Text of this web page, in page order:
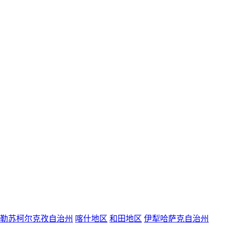
苏柯尔克孜自治州 喀什地区 和田地区 伊犁哈萨克自治州